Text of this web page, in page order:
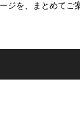
ジを、まとめてご